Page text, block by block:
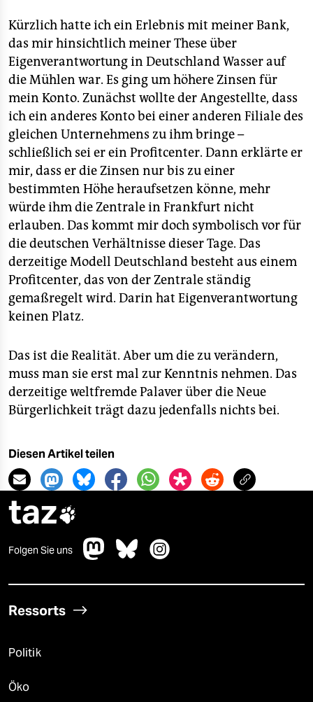
Kürzlich hatte ich ein Erlebnis mit meiner Bank,
das mir hinsichtlich meiner These über
Eigenverantwortung in Deutschland Wasser auf
die Mühlen war. Es ging um höhere Zinsen für
mein Konto. Zunächst wollte der Angestellte, dass
ich ein anderes Konto bei einer anderen Filiale des
gleichen Unternehmens zu ihm bringe –
schließlich sei er ein Profitcenter. Dann erklärte er
mir, dass er die Zinsen nur bis zu einer
bestimmten Höhe heraufsetzen könne, mehr
würde ihm die Zentrale in Frankfurt nicht
erlauben. Das kommt mir doch symbolisch vor für
die deutschen Verhältnisse dieser Tage. Das
derzeitige Modell Deutschland besteht aus einem
Profitcenter, das von der Zentrale ständig
gemaßregelt wird. Darin hat Eigenverantwortung
keinen Platz.
Das ist die Realität. Aber um die zu verändern,
muss man sie erst mal zur Kenntnis nehmen. Das
derzeitige weltfremde Palaver über die Neue
Bürgerlichkeit trägt dazu jedenfalls nichts bei.
Diesen Artikel teilen
taz
Folgen Sie uns
Ressorts
Politik
Öko